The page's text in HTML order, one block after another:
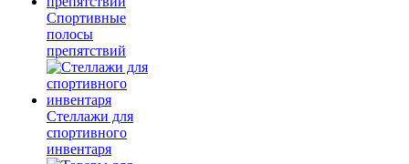
Спортивные
полосы
препятствий
Стеллажи для
спортивного
инвентаря